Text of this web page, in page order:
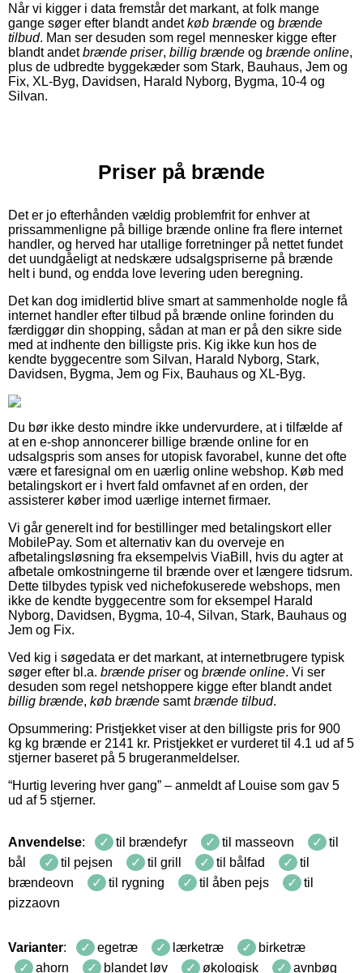
Når vi kigger i data fremstår det markant, at folk mange
gange søger efter blandt andetkøb brænde og brænde
tilbud. Man ser desuden som regel mennesker kigge efter
blandt andetbrænde priser, billig brænde og brænde online,
plus de udbredte byggekæder som Stark, Bauhaus, Jem og
Fix, XL-Byg, Davidsen, Harald Nyborg, Bygma, 10-4 og
Silvan.
Priser på brænde
Det er jo efterhånden vældig problemfrit for enhver at
prissammenligne på billige brænde online fra flere internet
handler, og herved har utallige forretninger på nettet fundet
det uundgåeligt at nedskære udsalgspriserne på brænde
helt i bund, og endda love levering uden beregning.
Det kan dog imidlertid blive smart at sammenholde nogle få
internet handler efter tilbud på brænde online forinden du
færdiggør din shopping, sådan at man er på den sikre side
med at indhente den billigste pris. Kig ikke kun hos de
kendte byggecentre som Silvan, Harald Nyborg, Stark,
Davidsen, Bygma, Jem og Fix, Bauhaus og XL-Byg.
Du bør ikke desto mindre ikke undervurdere, at i tilfælde af
at en e-shop annoncerer billige brænde online for en
udsalgspris som anses for utopisk favorabel, kunne det ofte
være et faresignal om en uærlig online webshop. Køb med
betalingskort er i hvert fald omfavnet af en orden, der
assisterer køber imod uærlige internet firmaer.
Vi går generelt ind for bestillinger med betalingskort eller
MobilePay. Som et alternativ kan du overveje en
afbetalingsløsning fra eksempelvis ViaBill, hvis du agter at
afbetale omkostningerne til brænde over et længere tidsrum.
Dette tilbydes typisk ved nichefokuserede webshops, men
ikke de kendte byggecentre som for eksempel Harald
Nyborg, Davidsen, Bygma, 10-4, Silvan, Stark, Bauhaus og
Jem og Fix.
Ved kig i søgedata er det markant, at internetbrugere typisk
søger efter bl.a. brænde priserog brænde online. Vi ser
desuden som regel netshoppere kigge efter blandt andet
billig brænde, køb brænde samtbrænde tilbud.
Opsummering: Pristjekket viser at den billigste pris for 900
kg kg brænde er 2141 kr. Pristjekket er vurderet til 4.1 ud af 5
stjerner baseret på 5 brugeranmeldelser.
“Hurtig levering hver gang” – anmeldt af Louise som gav 5
ud af5 stjerner.
Anvendelse: til brændefyr til masseovn
til
bål
til pejsen til grill til bålfad
til
brændeovn
til rygning til åben pejs
til
pizzaovn
Varianter: egetræ lærketræ
birketræ
ahorn
blandet løv økologisk avnbøg